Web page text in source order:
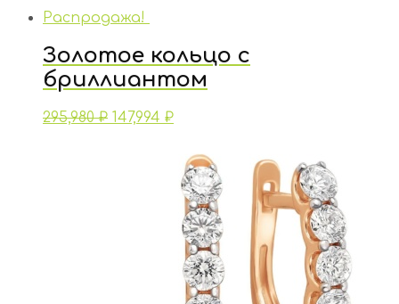
Распродажа!
Золотое кольцо с
бриллиантом
295,980₽ 147,994 ₽